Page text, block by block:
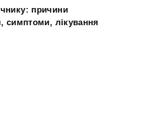
причини
симптоми, лікування